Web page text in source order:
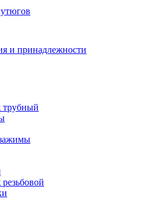
и принадлежности
трубный